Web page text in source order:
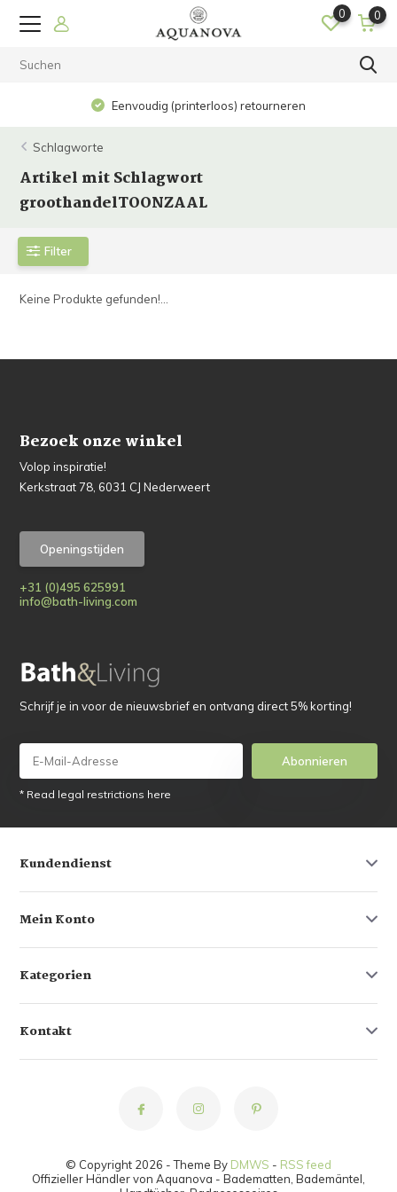
0 0
Eenvoudig (printerloos) retourneren
Schlagworte
Artikel mit Schlagwort
groothandelTOONZAAL
Filter
Keine Produkte gefunden!...
Bezoek onze winkel
Volop inspiratie!
Kerkstraat 78, 6031 CJ Nederweert
Openingstijden
+31 (0)495 625991
info@bath-living.com
Schrijf je in voor de nieuwsbrief en ontvang direct 5% korting!
Abonnieren
* Read legal restrictions here
Kundendienst
Mein Konto
Kategorien
Kontakt
© Copyright 2026 - Theme By DMWS - RSS feed
Offizieller Händler von Aquanova - Badematten, Bademäntel,